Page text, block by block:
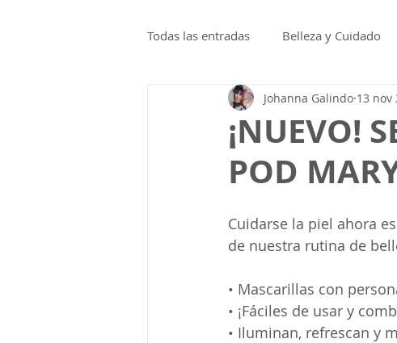
Todas las entradas Belleza y Cuidado
Lanzamientos y Eventos
¡NUEVO!
POD
Johanna Galindo 13 nov
Cuidarse la piel ahora
de nuestra rutina de
• Mascarillas con
• ¡Fáciles de usar y
• Iluminan, refrescan y